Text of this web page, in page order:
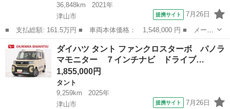
36,848km
2021年
津山市
提携サイト 7月26日
■ 支払総額: 161.5万円 ■ 車両本体価格： 1,548,000 円 ■ メーカ
ー名： ダイハツ ■ 車種名： タント ■ グレード名： カスタム
ＲＳ シートヒーター 両側パワースライドドア オートライト キ
ーフリー...
岡山 津山市 タント
ダイハツ タント ファンクロスターボ パノラ
マモニター ７インチナビ ドライブ…
1,855,000円
タント
9,259km
2025年
津山市
提携サイト 7月26日